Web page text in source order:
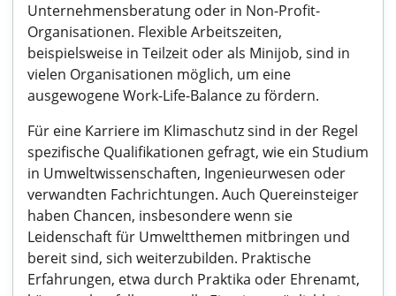
Unternehmensberatung oder in Non-Profit-
Organisationen. Flexible Arbeitszeiten,
beispielsweise in Teilzeit oder als Minijob, sind in
vielen Organisationen möglich, um eine
ausgewogene Work-Life-Balance zu fördern.
Für eine Karriere im Klimaschutz sind in der Regel
spezifische Qualifikationen gefragt, wie ein Studium
in Umweltwissenschaften, Ingenieurwesen oder
verwandten Fachrichtungen. Auch Quereinsteiger
haben Chancen, insbesondere wenn sie
Leidenschaft für Umweltthemen mitbringen und
bereit sind, sich weiterzubilden. Praktische
Erfahrungen, etwa durch Praktika oder Ehrenamt,